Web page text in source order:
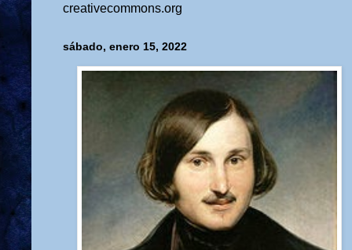
creativecommons.org
sábado, enero 15, 2022